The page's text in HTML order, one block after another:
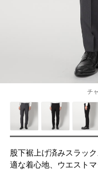
チ
股下裾上げ済みスラッ
適な着心地、ウエスト